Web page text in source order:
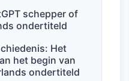
schepper of
ondertiteld
Het
het begin van
ondertiteld